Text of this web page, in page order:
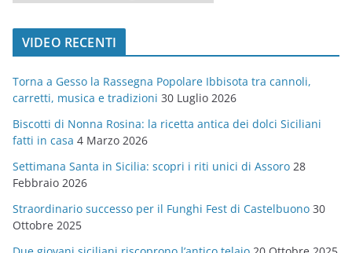
a
t
o
r
i
e
VIDEO RECENTI
Torna a Gesso la Rassegna Popolare Ibbisota tra cannoli,
carretti, musica e tradizioni 30 Luglio 2026
Biscotti di Nonna Rosina: la ricetta antica dei dolci Siciliani
fatti in casa 4 Marzo 2026
Settimana Santa in Sicilia: scopri i riti unici di Assoro 28
Febbraio 2026
Straordinario successo per il Funghi Fest di Castelbuono 30
Ottobre 2025